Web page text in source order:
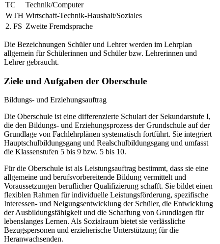
TC
Technik/Computer
WTH Wirtschaft-Technik-Haushalt/Soziales
2. FS Zweite Fremdsprache
Die Bezeichnungen Schüler und Lehrer werden im Lehrplan
allgemein für Schülerinnen und Schüler bzw. Lehrerinnen und
Lehrer gebraucht.
Ziele und Aufgaben der Oberschule
Bildungs- und Erziehungsauftrag
Die Oberschule ist eine differenzierte Schulart der Sekundarstufe I,
die den Bildungs- und Erziehungsprozess der Grundschule auf der
Grundlage von Fachlehrplänen systematisch fortführt. Sie integriert
Hauptschulbildungsgang und Realschulbildungsgang und umfasst
die Klassenstufen 5 bis 9 bzw. 5 bis 10.
Für die Oberschule ist als Leistungsauftrag bestimmt, dass sie eine
allgemeine und berufsvorbereitende Bildung vermittelt und
Voraussetzungen beruflicher Qualifizierung schafft. Sie bildet einen
flexiblen Rahmen für individuelle Leistungsförderung, spezifische
Interessen- und Neigungsentwicklung der Schüler, die Entwicklung
der Ausbildungsfähigkeit und die Schaffung von Grundlagen für
lebenslanges Lernen. Als Sozialraum bietet sie verlässliche
Bezugspersonen und erzieherische Unterstützung für die
Heranwachsenden.